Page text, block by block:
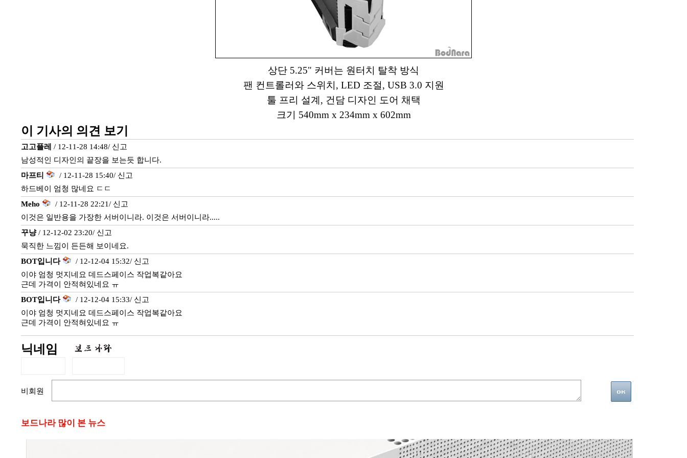
상단 5.25" 커버는 원터치 탈착 방식
팬 컨트롤러와 스위치, LED 조절, USB 3.0 지원
툴 프리 설계, 건담 디자인 도어 채택
크기 540mm x 234mm x 602mm
이 기사의 의견 보기
고고플레 / 12-11-28 14:48/ 신고
남성적인 디자인의 끝장을 보는듯 합니다.
마프티
/ 12-11-28 15:40/ 신고
하드베이 엄청 많네요 ㄷㄷ
Meho
/ 12-11-28 22:21/ 신고
이것은 일반용을 가장한 서버이니라. 이것은 서버이니라.....
꾸냥/ 12-12-02 23:20/ 신고
묵직한 느낌이 든든해 보이네요.
BOT입니다
/ 12-12-04 15:32/ 신고
이야 엄청 멋지네요 데드스페이스 작업복같아요
근데 가격이 안적혀있네요 ㅠ
BOT입니다
/ 12-12-04 15:33/ 신고
이야 엄청 멋지네요 데드스페이스 작업복같아요
근데 가격이 안적혀있네요 ㅠ
닉네임
비회원
보드나라 많이 본 뉴스